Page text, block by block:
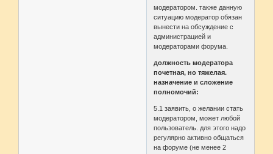
модератором. также данную
ситуацию модератор обязан
вынести на обсуждение с
администрацией и
модераторами форума.
должность модератора
почетная, но тяжелая.
назначение и сложение
полномочий:
5.1 заявить, о желании стать
модератором, может любой
пользователь. для этого надо
регулярно активно общаться
на форуме (не менее 2